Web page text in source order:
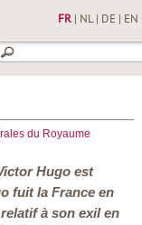
FR| NL| DE EN
du Royaume
Hugo est
fuit la France en
à son exil en